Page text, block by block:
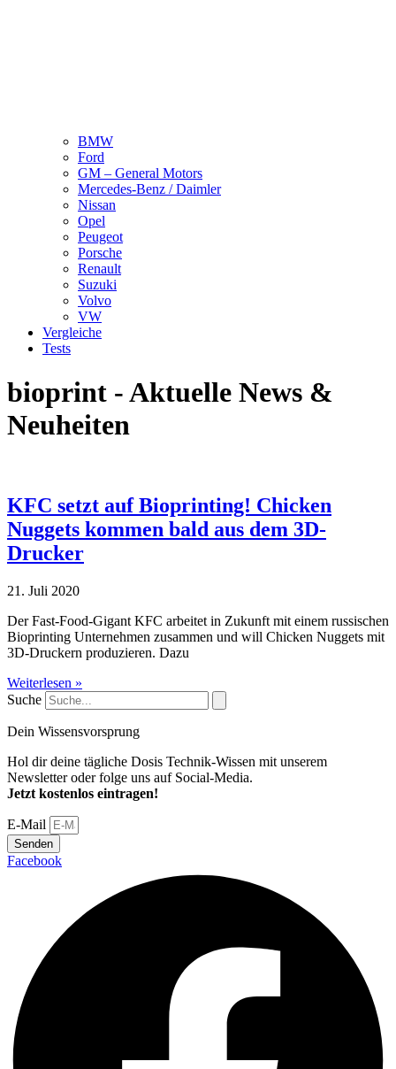
BMW
Ford
GM – General Motors
Mercedes-Benz / Daimler
Nissan
Opel
Peugeot
Porsche
Renault
Suzuki
Volvo
VW
Vergleiche
Tests
bioprint - Aktuelle News &
Neuheiten
KFC setzt auf Bioprinting! Chicken
Nuggets kommen bald aus dem 3D-
Drucker
21. Juli 2020
Der Fast-Food-Gigant KFC arbeitet in Zukunft mit einem russischen
Bioprinting Unternehmen zusammen und will Chicken Nuggets mit
3D-Druckern produzieren. Dazu
Weiterlesen »
Suche
Dein Wissensvorsprung
Hol dir deine tägliche Dosis Technik-Wissen mit unserem
Newsletter oder folge uns auf Social-Media.
Jetzt kostenlos eintragen!
E-Mail
Senden
Facebook